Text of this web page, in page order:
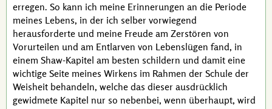
erregen. So kann ich meine Erinnerungen an die Periode
meines Lebens, in der ich selber vorwiegend
herausforderte und meine Freude am Zerstören von
Vorurteilen und am Entlarven von Lebenslügen fand, in
einem Shaw-Kapitel am besten schildern und damit eine
wichtige Seite meines Wirkens im Rahmen der Schule der
Weisheit behandeln, welche das dieser ausdrücklich
gewidmete Kapitel nur so nebenbei, wenn überhaupt, wird